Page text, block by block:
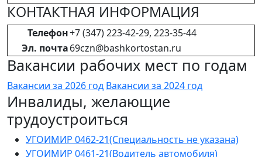
КОНТАКТНАЯ ИНФОРМАЦИЯ
Телефон+7 (347) 223-42-29, 223-35-44
Эл. почта69czn@bashkortostan.ru
Вакансии рабочих мест по годам
Вакансии за 2026 год Вакансии за 2024 год
Инвалиды, желающие
трудоустроиться
УГОИМИР 0462-21(Специальность не указана)
УГОИМИР 0461-21(Водитель автомобиля)